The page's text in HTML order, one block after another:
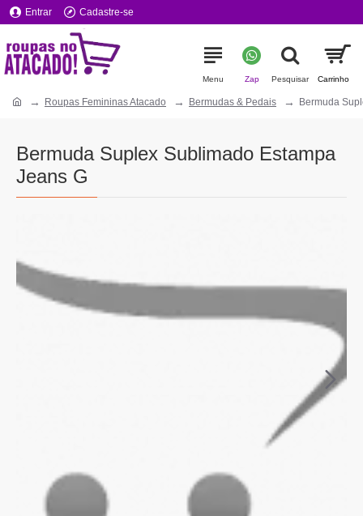
Entrar Cadastre-se
Roupas Femininas Atacado Bermudas & Pedais Bermuda
Bermuda Suplex Sublimado Estampa
Jeans G